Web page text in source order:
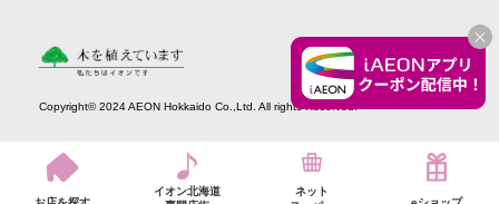
Copyright© 2024 AEON Hokkaido Co.,Ltd. All rights Reserved.
イオン北海道
ネット